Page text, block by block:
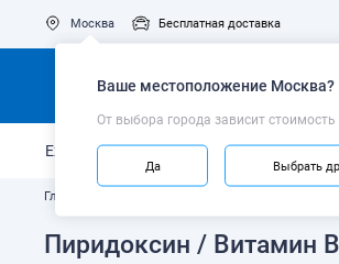
Москва
Ваше местоположение Москва?
От выбора города зависит стоимость
Да Выбрать
Бесплатная доставка
Ежедневный уход Укрепление эмали
Главная
Пиридоксин / Витамин